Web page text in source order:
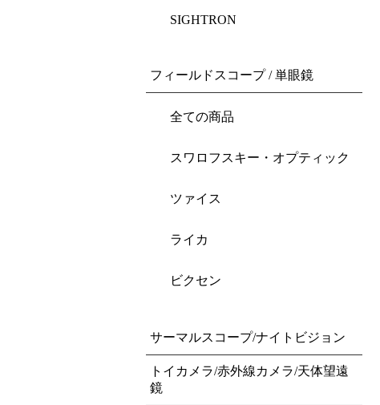
SIGHTRON
フィールドスコープ / 単眼鏡
全ての商品
スワロフスキー・オプティック
ツァイス
ライカ
ビクセン
サーマルスコープ/ナイトビジョン
トイカメラ/赤外線カメラ/天体望遠
鏡